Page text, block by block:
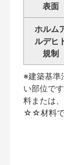
表面
ホルム
ルデヒ
規制
※建築基準
い部位で
料または
☆☆材料で